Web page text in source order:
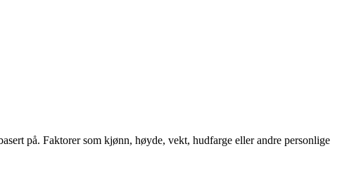
på. Faktorer som kjønn, høyde, vekt, hudfarge eller andre personlige